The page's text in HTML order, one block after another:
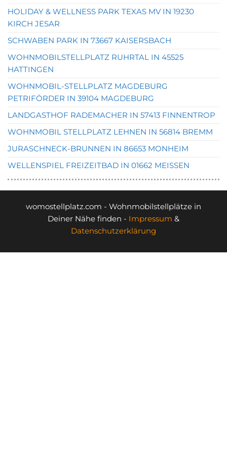
HOLIDAY & WELLNESS PARK TEXAS MV IN 19230
KIRCH JESAR
SCHWABEN PARK IN 73667 KAISERSBACH
WOHNMOBILSTELLPLATZ RUHRTAL IN 45525
HATTINGEN
WOHNMOBIL-STELLPLATZ MAGDEBURG
PETRIFÖRDER IN 39104 MAGDEBURG
LANDGASTHOF RADEMACHER IN 57413 FINNENTROP
WOHNMOBIL STELLPLATZ LEHNEN IN 56814 BREMM
JURASCHNECK-BRUNNEN IN 86653 MONHEIM
WELLENSPIEL FREIZEITBAD IN 01662 MEISSEN
womostellplatz.com - Wohnmobilstellplätze in
Deiner Nähe finden - Impressum &
Datenschutzerklärung